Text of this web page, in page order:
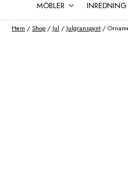
MÖBLER INREDNING
Hem /Shop / Jul / Julgranspynt /